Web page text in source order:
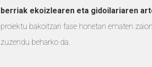
berriak ekoizlearen eta gidoilariaren
proiektu bakoitzari fase honetan ematen
zuzendu beharko da.